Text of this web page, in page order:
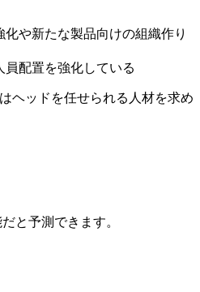
や新たな製品向けの組織作り
配置を強化している
ヘッドを任せられる人材を求め
と予測できます。